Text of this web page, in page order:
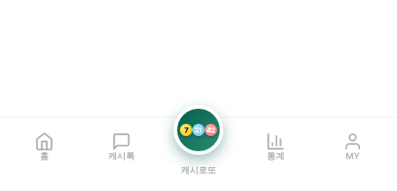
홈 캐시톡
7 21 42
캐시로또
통계 MY